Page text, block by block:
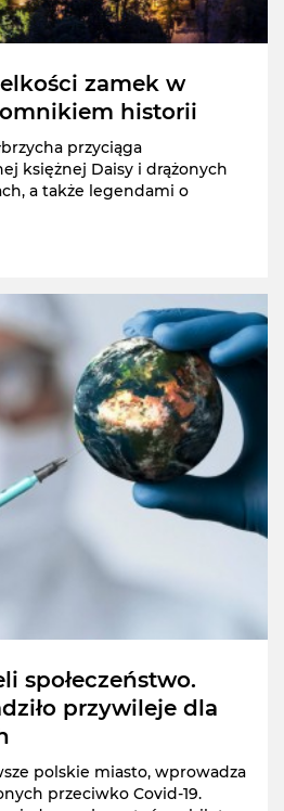
zamek w
historii
przyciąga
księżnej Daisy i drążonych
a także legendami o
społeczeństwo.
przywileje dla
polskie miasto, wprowadza
przeciwko Covid-19.